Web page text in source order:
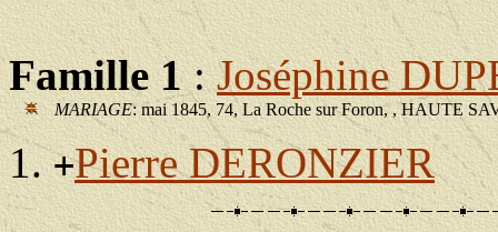
Famille 1:Joséphine
MARIAGE: mai 1845, 74, La Roche sur Foron, , HAUTE
+Pierre DERONZIER